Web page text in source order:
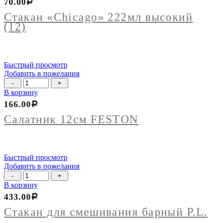
"Chicago"
222мл
высокий
(12)
Стакан «Chicago» 222мл высокий
(12)
70.00Р
Быстрый просмотр
Добавить в пожелания
Количество
товара
Салатник
12см
FESTON
В корзину
Салатник 12см FESTON
166.00Р
Быстрый просмотр
Добавить в пожелания
Количество
товара
Стакан
для
смешивания
барный
В корзину
Стакан для смешивания барный P.L.
433.00Р